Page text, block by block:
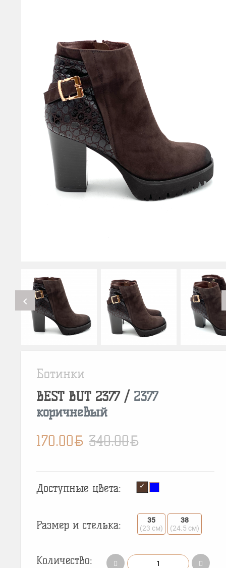
chevron_left
Ботинки
BEST BUT 2377/ 2377
коричневый
170.00BYN 340.00BYN
Доступные цвета:
Размер и стелька:
35
(23 см)
38
(24.5 см)
Количество: